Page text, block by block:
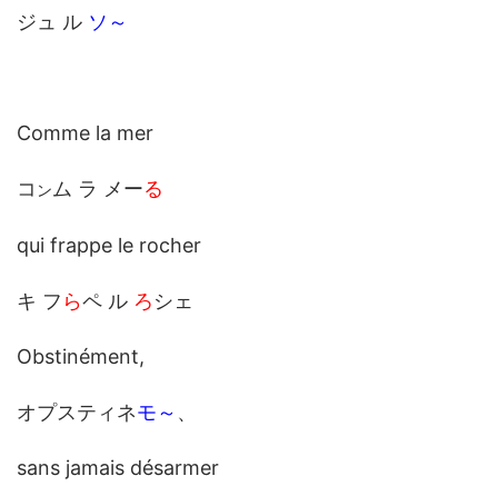
ジュ ル ソ～
Comme la mer
コ ンム ラ メーる
qui frappe le rocher
キ フ らペ ル ろシェ
Obstinément,
オプスティネモ～ 、
sans jamais désarmer